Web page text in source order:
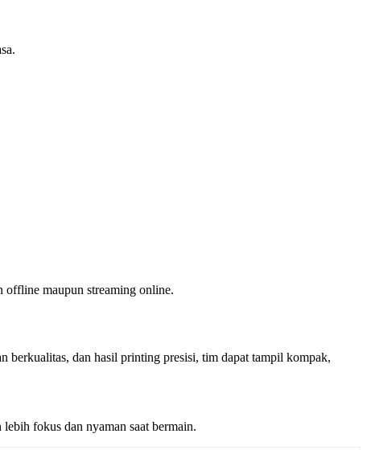
offline maupun streaming online.
berkualitas, dan hasil printing presisi, tim dapat tampil kompak,
fokus dan nyaman saat bermain.